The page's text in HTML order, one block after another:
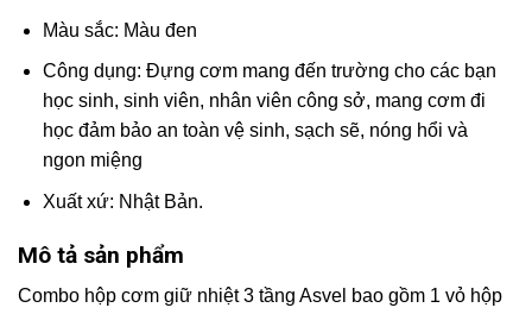
Màu sắc: Màu đen
Công dụng: Đựng cơm mang đến trường cho các bạn
học sinh, sinh viên, nhân viên công sở, mang cơm đi
học đảm bảo an toàn vệ sinh, sạch sẽ, nóng hổi và
ngon miệng
Xuất xứ: Nhật Bản.
Mô tả sản phẩm
Combo hộp cơm giữ nhiệt 3 tầng Asvel bao gồm 1 vỏ hộp